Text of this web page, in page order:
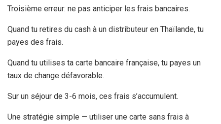
Troisième erreur: ne pas anticiper les frais bancaires.
Quand tu retires du cash à un distributeur en Thaïlande, tu
payes des frais.
Quand tu utilises ta carte bancaire française, tu payes un
taux de change défavorable.
Sur un séjour de 3-6 mois, ces frais s’accumulent.
Une stratégie simple — utiliser une carte sans frais à